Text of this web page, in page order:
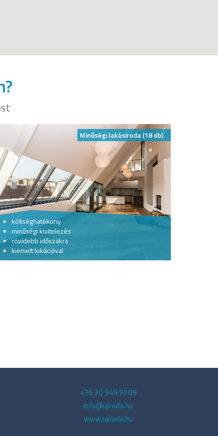
Minőségi lakásiroda (18 db)
költséghatékony
minőségi kivitelezés
rövidebb időszakra
kiemelt lokációval
+36 30 949 9709
info@ujiroda.hu
www.ujiroda.hu